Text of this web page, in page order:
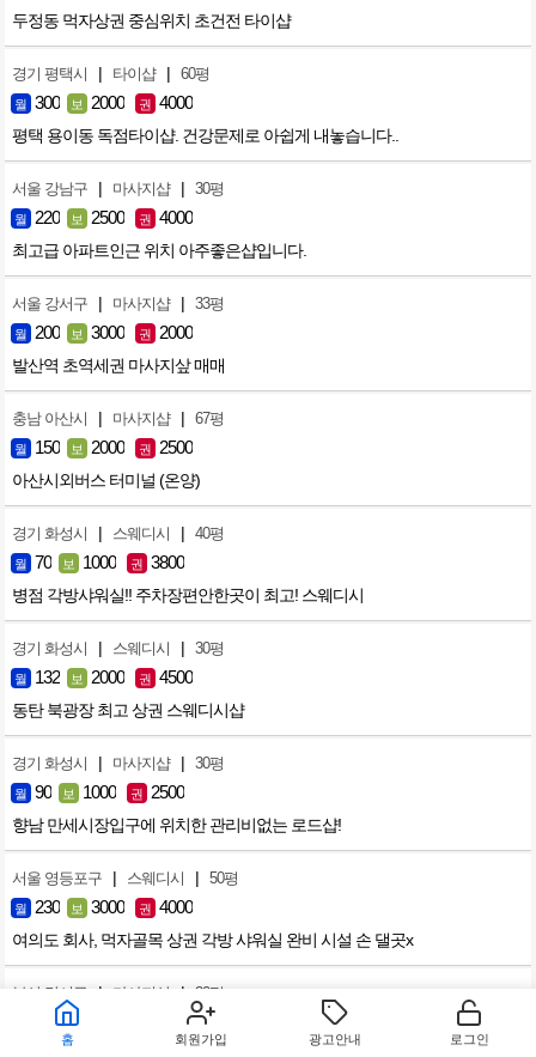
두정동 먹자상권 중심위치 초건전 타이샵
경기 평택시 | 타이샵 | 60평
월 300 보 2000 권 4000
평택 용이동 독점타이샵. 건강문제로 아쉽게 내놓습니다..
서울 강남구 | 마사지샵 | 30평
월 220 보 2500 권 4000
최고급 아파트인근 위치 아주좋은샵입니다.
서울 강서구 | 마사지샵 | 33평
월 200 보 3000 권 2000
발산역 초역세권 마사지샆 매매
충남 아산시 | 마사지샵 | 67평
월 150 보 2000 권 2500
아산시외버스 터미널 (온양)
경기 화성시 | 스웨디시 | 40평
월 70 보 1000 권 3800
병점 각방샤워실!! 주차장편안한곳이 최고! 스웨디시
경기 화성시 | 스웨디시 | 30평
월 132 보 2000 권 4500
동탄 북광장 최고 상권 스웨디시샵
경기 화성시 | 마사지샵 | 30평
월 90 보 1000 권 2500
향남 만세시장입구에 위치한 관리비없는 로드샵!
서울 영등포구 | 스웨디시 | 50평
월 230 보 3000 권 4000
여의도 회사, 먹자골목 상권 각방 샤워실 완비 시설 손 댈곳x
부산 강서구 | 마사지샵 | 30평
보
홈 회원가입 광고안내 로그인